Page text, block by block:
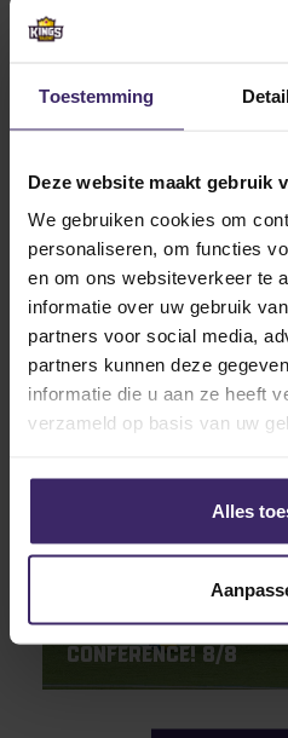
Toestemming
Deze website maakt gebruik
We gebruiken cookies om
personaliseren, om functies
en om ons websiteverkeer te
informatie over uw gebruik
partners voor social media,
partners kunnen deze
informatie die u aan ze heeft
verzameld op basis van uw
Alles
Dec
Dames slepen
Region awards
23
Kingstalent-atleten
Conference! 8/8